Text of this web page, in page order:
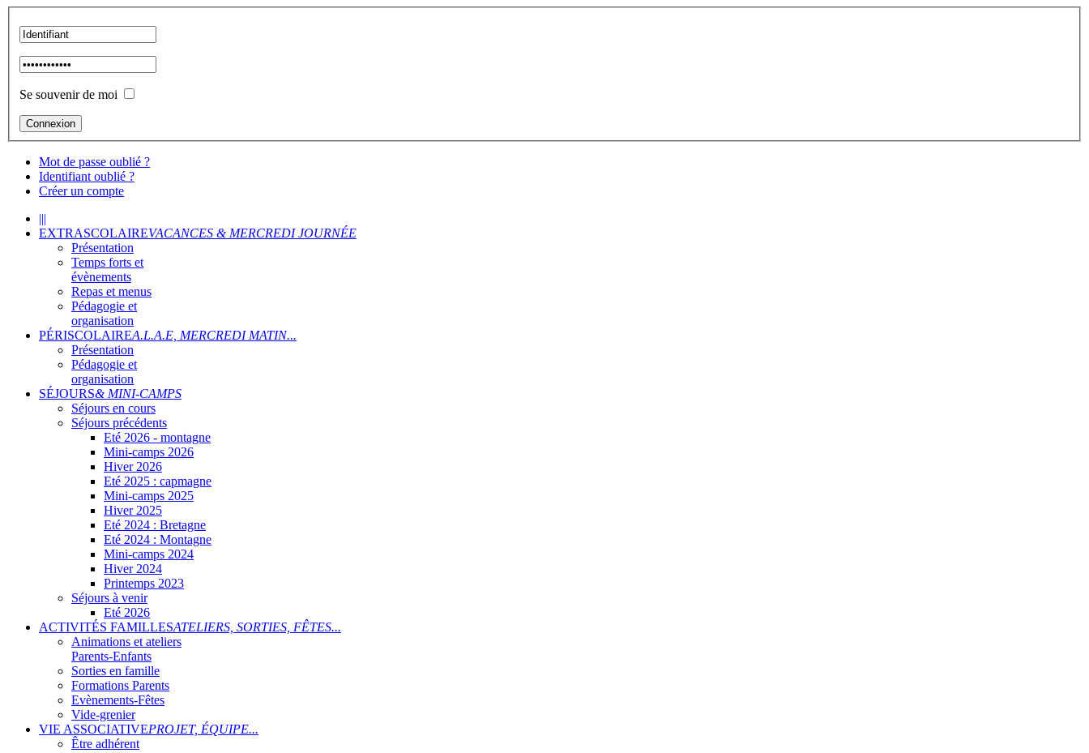
Se souvenir de moi
Mot de passe oublié ?
Identifiant oublié ?
Créer un compte
|||
EXTRASCOLAIREVACANCES & MERCREDI JOURNÉE
Présentation
Temps forts et
évènements
Repas et menus
Pédagogie et
organisation
PÉRISCOLAIREA.L.A.E, MERCREDI MATIN...
Présentation
Pédagogie et
organisation
SÉJOURS& MINI-CAMPS
Séjours en cours
Séjours précédents
Eté 2026 - montagne
Mini-camps 2026
Hiver 2026
Eté 2025 : capmagne
Mini-camps 2025
Hiver 2025
Eté 2024 : Bretagne
Eté 2024 : Montagne
Mini-camps 2024
Hiver 2024
Printemps 2023
Séjours à venir
Eté 2026
ACTIVITÉS FAMILLESATELIERS, SORTIES, FÊTES...
Animations et ateliers
Parents-Enfants
Sorties en famille
Formations Parents
Evènements-Fêtes
Vide-grenier
VIE ASSOCIATIVEPROJET, ÉQUIPE...
Être adhérent